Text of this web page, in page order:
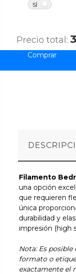
SÍ
Precio total:
Filamento
una opción
que requieren
única
durabilidad y
impresión (high
Nota: Es
formato o
exactamente el